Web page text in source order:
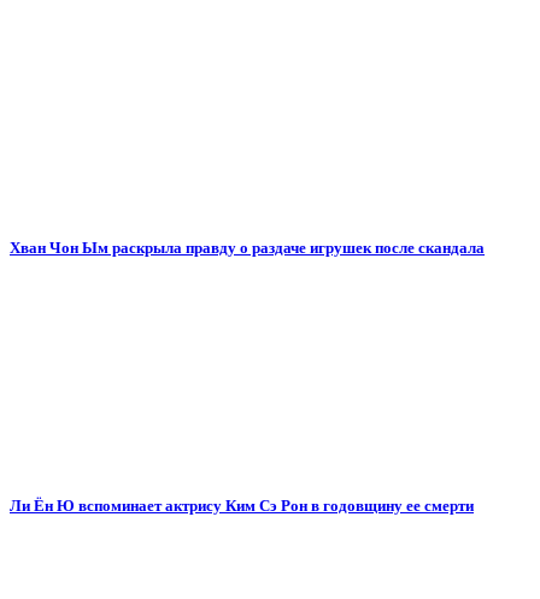
Хван Чон Ым раскрыла правду о раздаче игрушек после скандала
Ли Ён Ю вспоминает актрису Ким Сэ Рон в годовщину ее смерти